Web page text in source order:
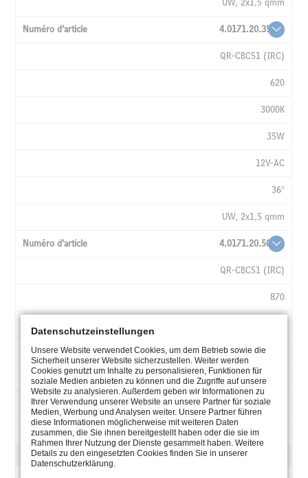
4.0171.20.35
QR-CBC51 (IRC)
620
3000K
35W
12V-AC
36°
UW, 2x1,5 qmm
4.0171.20.50
QR-CBC51 (IRC)
870
12V-AC
UW, 2x1,5 qmm
POW-LED, ANGLE DE RAYON MEDIUM
Datenschutzeinstellungen
Unsere Website verwendet Cookies, um dem Betrieb sowie die
Sicherheit unserer Website sicherzustellen. Weiter werden
Cookies genutzt um Inhalte zu personalisieren, Funktionen für
soziale Medien anbieten zu können und die Zugriffe auf unsere
Website zu analysieren. Außerdem geben wir Informationen zu
Ihrer Verwendung unserer Website an unsere Partner für soziale
Medien, Werbung und Analysen weiter. Unsere Partner führen
diese Informationen möglicherweise mit weiteren Daten
zusammen, die Sie ihnen bereitgestellt haben oder die sie im
Rahmen Ihrer Nutzung der Dienste gesammelt haben. Weitere
Details zu den eingesetzten Cookies finden Sie in unserer
Datenschutzerklärung.